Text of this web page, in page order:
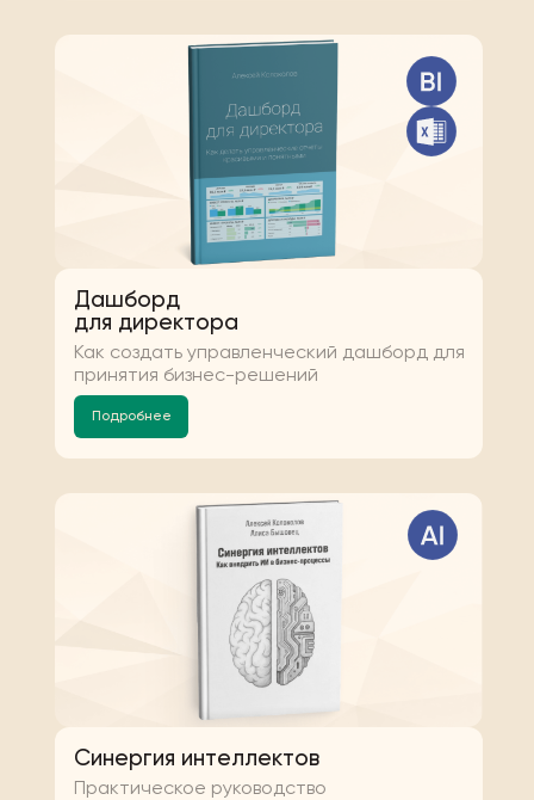
Дашборд
для директора
Как создать управленческий дашборд для
принятия бизнес-решений
Подробнее
Синергия интеллектов
Практическое руководство